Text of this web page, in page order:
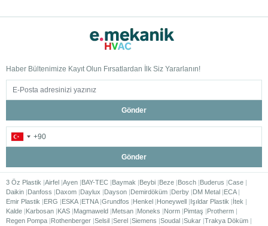
Haber Bültenimize Kayıt Olun Fırsatlardan İlk Siz Yararlanın!
Gönder
Gönder
3 Öz Plastik Airfel Ayen BAY-TEC Baymak Beybi Beze Bosch Buderus Case
Daikin Danfoss Daxom Daylux Dayson Demirdöküm Derby DM Metal ECA
Emir Plastik
ERG ESKA ETNA Grundfos Henkel Honeywell Işıldar Plastik
İtek
Kalde Karbosan KAS Magmaweld Metsan Moneks Norm Pimtaş
Protherm
Regen Pompa Rothenberger Selsil Serel Siemens Soudal Sukar Trakya Döküm